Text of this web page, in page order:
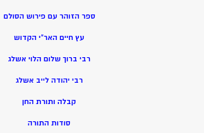
ספר הזוהר עם פירוש הסולם
עץ חיים האר”י הקדוש
רבי ברוך שלום הלוי אשלג
רבי יהודה לייב אשלג
קבלה ותורת החן
סודות התורה